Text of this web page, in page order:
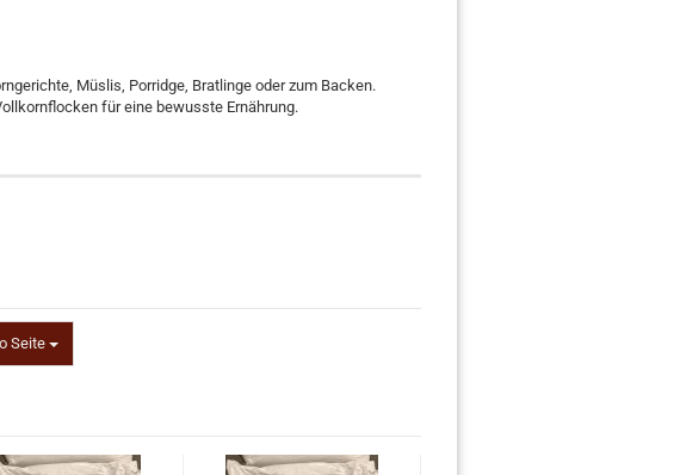
Müslis, Porridge, Bratlinge oder zum Backen.
für eine bewusste Ernährung.
Seite